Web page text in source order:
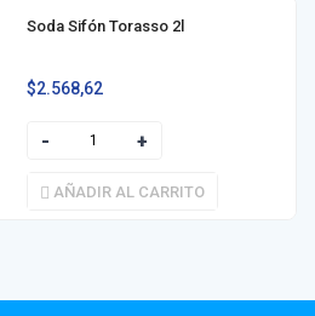
Soda Sifón Torasso 2l
$2.568,62
AÑADIR AL CARRITO